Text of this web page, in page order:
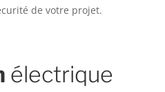
de votre projet.
électrique